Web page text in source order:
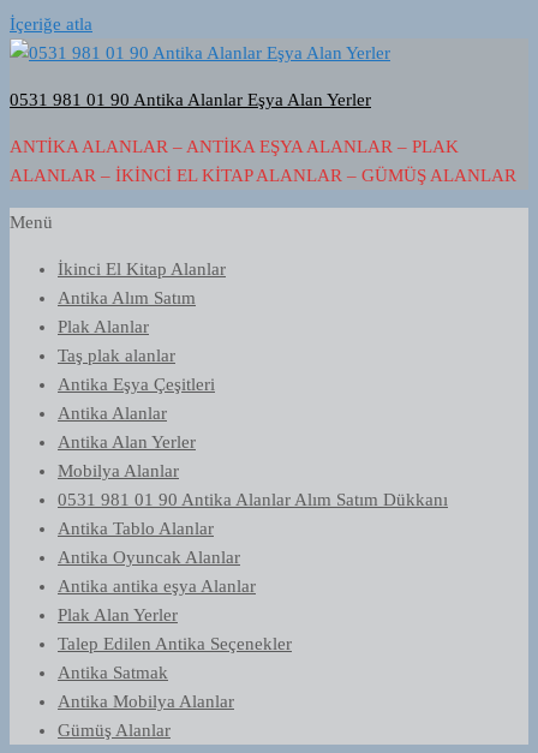
İçeriğe atla
0531 981 01 90 Antika Alanlar Eşya Alan Yerler
ANTIKA ALANLAR – ANTIKA EŞYA ALANLAR – PLAK
ALANLAR – İKINCI EL KITAP ALANLAR – GÜMÜŞ ALANLAR
Menü
İkinci El Kitap Alanlar
Antika Alım Satım
Plak Alanlar
Taş plak alanlar
Antika Eşya Çeşitleri
Antika Alanlar
Antika Alan Yerler
Mobilya Alanlar
0531 981 01 90 Antika Alanlar Alım Satım Dükkanı
Antika Tablo Alanlar
Antika Oyuncak Alanlar
Antika antika eşya Alanlar
Plak Alan Yerler
Talep Edilen Antika Seçenekler
Antika Satmak
Antika Mobilya Alanlar
Gümüş Alanlar